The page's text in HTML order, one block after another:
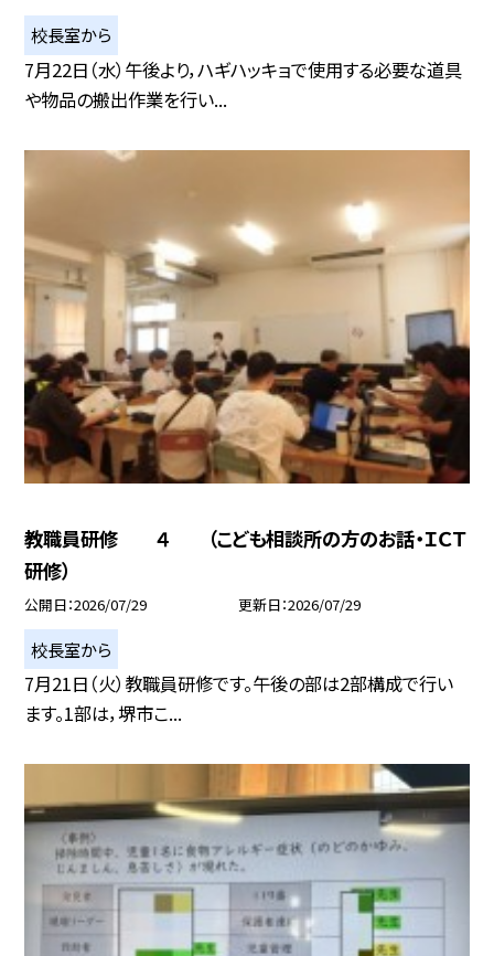
校長室から
7月22日（水）午後より，ハギハッキョで使用する必要な道具
や物品の搬出作業を行い...
教職員研修 ４ （こども相談所の方のお話・ＩＣＴ
研修）
公開日 2026/07/29 更新日 2026/07/29
校長室から
7月21日（火）教職員研修です。午後の部は2部構成で行い
ます。1部は，堺市こ...